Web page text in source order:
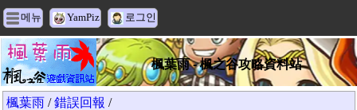
메뉴 YamPiz 로그인
楓葉雨 - 楓之谷攻略資料站
楓葉雨 /錯誤回報 /